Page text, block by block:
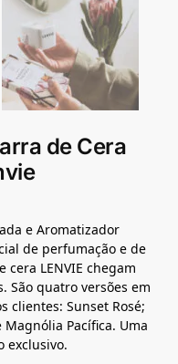
de Cera
e Aromatizador
de perfumação e de
LENVIE chegam
São quatro versões em
clientes: Sunset Rosé;
Pacífica. Uma
exclusivo.